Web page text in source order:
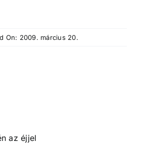
On: 2009. március 20.
az éjjel